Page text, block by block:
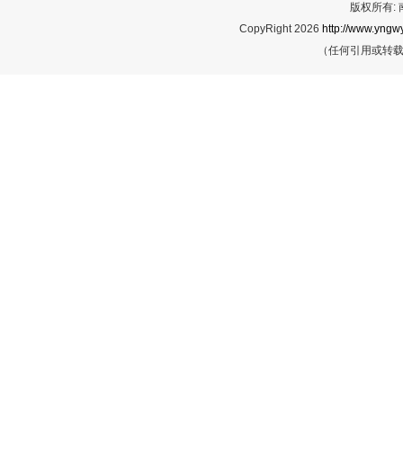
版权所有:
CopyRight 2026 http://
（任何引用或转